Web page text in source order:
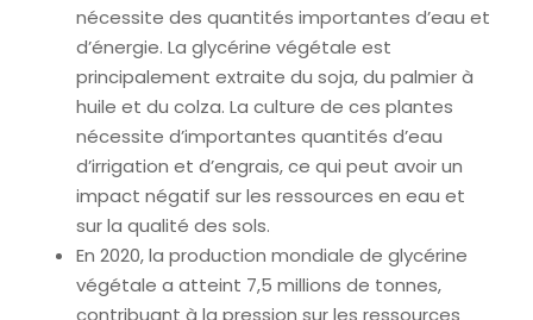
nécessite des quantités importantes d’eau et
d’énergie. La glycérine végétale est
principalement extraite du soja, du palmier à
huile et du colza. La culture de ces plantes
nécessite d’importantes quantités d’eau
d’irrigation et d’engrais, ce qui peut avoir un
impact négatif sur les ressources en eau et
sur la qualité des sols.
En 2020, la production mondiale de glycérine
végétale a atteint 7,5 millions de tonnes,
contribuant à la pression sur les ressources